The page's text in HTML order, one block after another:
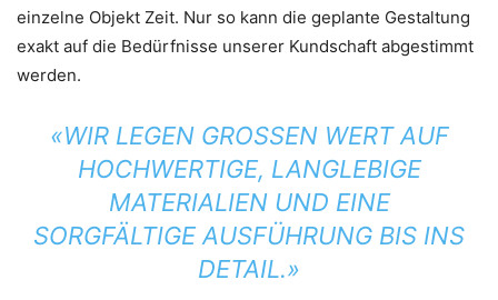
einzelne Objekt Zeit. Nur so kann die geplante Gestaltung
exakt auf die Bedürfnisse unserer Kundschaft abgestimmt
werden.
«WIR LEGEN GROSSEN WERT AUF
HOCHWERTIGE, LANGLEBIGE
MATERIALIEN UND EINE
SORGFÄLTIGE AUSFÜHRUNG BIS INS
DETAIL.»